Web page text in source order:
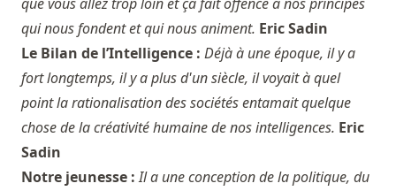
qui nous fondent et qui nous animent. Eric Sadin
Le Bilan de l’Intelligence : Déjà à une époque, il y a
fort longtemps, il y a plus d'un siècle, il voyait à quel
point la rationalisation des sociétés entamait quelque
chose de la créativité humaine de nos intelligences. Eric
Sadin
Notre jeunesse :Il a une conception de la politique, du